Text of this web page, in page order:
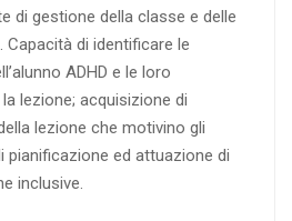
di gestione della classe e delle
di identificare le
ADHD e le loro
lezione; acquisizione di
lezione che motivino gli
pianificazione ed attuazione di
inclusive.